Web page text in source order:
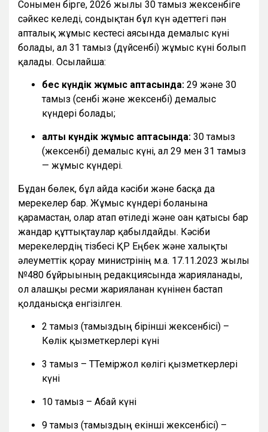
Сонымен бірге, 2026 жылғы 30 тамыз жексенбіге
сәйкес келеді, сондықтан бұл күн әдеттегі пән
апталық жұмыс кестесі аясында демалыс күні
болады, ал 31 тамыз (дүйсенбі) жұмыс күні болып
қалады. Осылайша:
бес күндік жұмыс аптасында: 29 және 30
тамыз (сенбі және жексенбі) демалыс
күндері болады;
алты күндік жұмыс аптасында: 30 тамыз
(жексенбі) демалыс күні, ал 29 мен 31 тамыз
— жұмыс күндері.
Бұдан бөлек, бұл айда кәсіби және басқа да
мерекелер бар. Жұмыс күндері болғанына
қарамастан, олар атап өтіледі және оған қатысы бар
жандар құттықтаулар қабылдайды. Кәсіби
мерекелердің тізбесі ҚР Еңбек және халықты
әлеуметтік қорғау министрінің м.а. 17.11.2023 жылғы
№480 бұйрығының редакциясында жарияланады,
ол алғашқы ресми жарияланған күнінен бастап
қолданысқа енгізілген.
2 тамыз (тамыздың бірінші жексенбісі) –
Көлік қызметкерлері күні
3 тамыз – ТТеміржол көлігі қызметкерлері
күні
10 тамыз – Абай күні
9 тамыз (тамыздың екінші жексенбісі) –